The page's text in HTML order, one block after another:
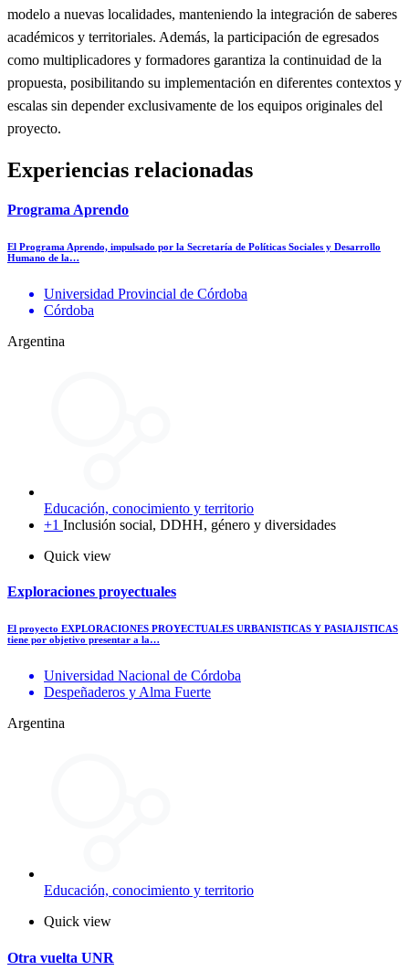
modelo a nuevas localidades, manteniendo la integración de saberes
académicos y territoriales. Además, la participación de egresados
como multiplicadores y formadores garantiza la continuidad de la
propuesta, posibilitando su implementación en diferentes contextos y
escalas sin depender exclusivamente de los equipos originales del
proyecto.
Experiencias relacionadas
Programa Aprendo
El Programa Aprendo, impulsado por la Secretaría de Políticas Sociales y Desarrollo
Humano de la…
Universidad Provincial de Córdoba
Córdoba
Argentina
Educación, conocimiento y territorio
+1 Inclusión social, DDHH, género y diversidades
Quick view
Exploraciones proyectuales
El proyecto EXPLORACIONES PROYECTUALES URBANISTICAS Y PASIAJISTICAS
tiene por objetivo presentar a la…
Universidad Nacional de Córdoba
Despeñaderos y Alma Fuerte
Argentina
Educación, conocimiento y territorio
Quick view
Otra vuelta UNR